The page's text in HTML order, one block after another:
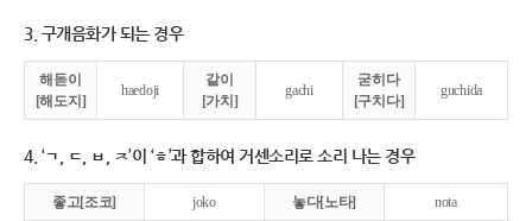
3. 구개음화가 되는 경우
해돋이
[해도지]
haedoji
같이
[가치]
gachi
굳히다
[구치다]
guchida
4. ‘ㄱ, ㄷ, ㅂ, ㅈ’이 ‘ㅎ’과 합하여 거센소리로 소리 나는 경우
좋고[조코] joko 놓다[노타] nota